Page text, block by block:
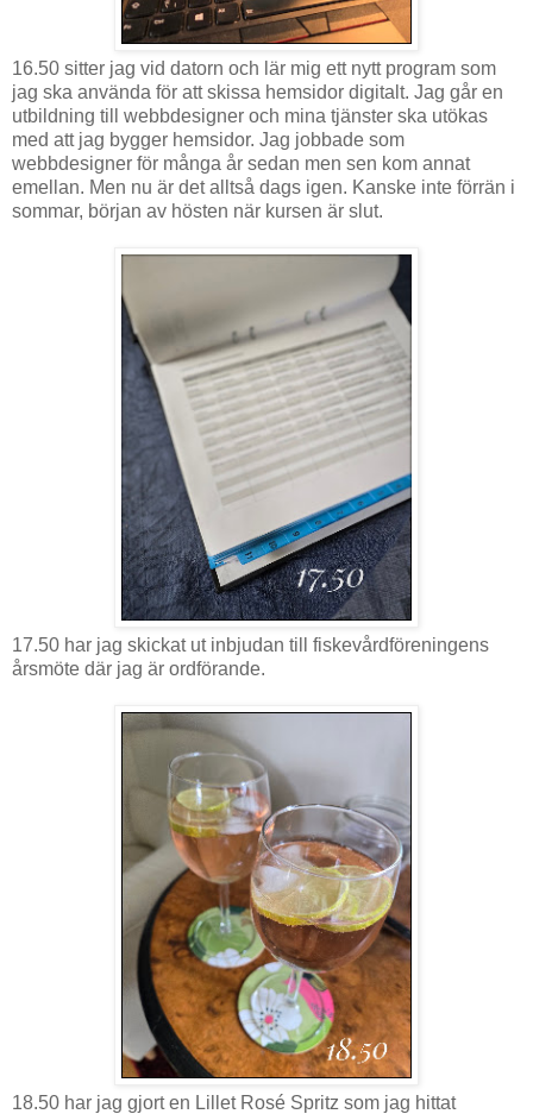
16.50 sitter jag vid datorn och lär mig ett nytt program som
jag ska använda för att skissa hemsidor digitalt. Jag går en
utbildning till webbdesigner och mina tjänster ska utökas
med att jag bygger hemsidor. Jag jobbade som
webbdesigner för många år sedan men sen kom annat
emellan. Men nu är det alltså dags igen. Kanske inte förrän i
sommar, början av hösten när kursen är slut.
17.50 har jag skickat ut inbjudan till fiskevårdföreningens
årsmöte där jag är ordförande.
18.50 har jag gjort en Lillet Rosé Spritz som jag hittat